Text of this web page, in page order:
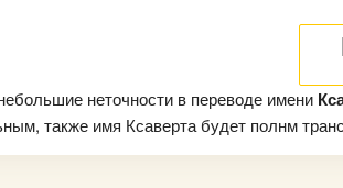
неточности в переводе имени
также имя Ксаверта будет полнм